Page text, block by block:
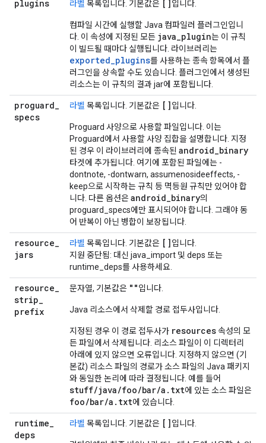
plugins 라벨 목록입니다. 기본값은 []입니다.
컴파일 시간에 실행할 Java 컴파일러 플러그인입니
다. 이 속성에 지정된 모든 java_plugin는 이 규칙
이 빌드될 때마다 실행됩니다. 라이브러리는
exported_plugins를 사용하는 종속 항목에서 플
러그인을 상속할 수도 있습니다. 플러그인에서 생성된
리소스는 이 규칙의 결과 jar에 포함됩니다.
proguard_
specs
라벨 목록입니다. 기본값은 []입니다.
Proguard 사양으로 사용할 파일입니다. 이는
Proguard에서 사용할 사양 집합을 설명합니다. 지정
된 경우 이 라이브러리에 종속된 android_binary
타겟에 추가됩니다. 여기에 포함된 파일에는 -
dontnote, -dontwarn, assumenosideeffects, -
keep으로 시작하는 규칙 등 멱등원 규칙만 있어야 합
니다. 다른 옵션은android_binary의
proguard_specs에만 표시되어야 합니다. 그래야 동
어 반복이 아닌 병합이 보장됩니다.
resource_
jars
라벨 목록입니다. 기본값은 []입니다.
지원 중단됨: 대신 java_import 및 deps 또는
runtime_deps를 사용하세요.
resource_
strip_
prefix
문자열, 기본값은 ""입니다.
Java 리소스에서 삭제할 경로 접두사입니다.
지정된 경우 이 경로 접두사가 resources속성의 모
든 파일에서 삭제됩니다. 리소스 파일이 이 디렉터리
아래에 있지 않으면 오류입니다. 지정하지 않으면 (기
본값) 리소스 파일의 경로가 소스 파일의 Java 패키지
와 동일한 논리에 따라 결정됩니다. 예를 들어
stuff/java/foo/bar/a.txt에 있는 소스 파일은
foo/bar/a.txt에 있습니다.
runtime_
deps
라벨 목록입니다. 기본값은 []입니다.